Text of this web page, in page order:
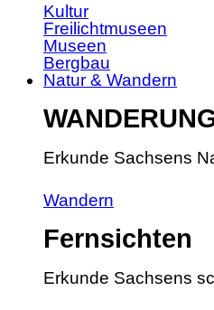
Kultur
Freilichtmuseen
Museen
Bergbau
Natur & Wandern
Erkunde Sachsens
Wandern
Fernsichten
Erkunde Sachsens